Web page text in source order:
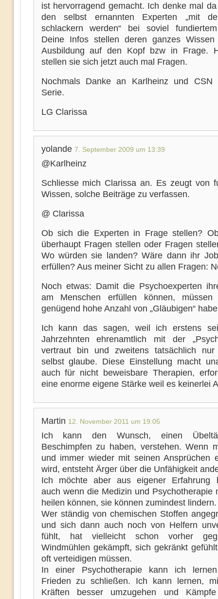
ist hervorragend gemacht. Ich denke mal
den selbst ernannten Experten „mit
schlackern werden“ bei soviel
Deine Infos stellen deren ganzes
Ausbildung auf den Kopf bzw in Frage.
stellen sie sich jetzt auch mal Fragen.
Nochmals Danke an Karlheinz und CSN
Serie.
LG Clarissa
yolande 7. September 2009 um 13:39
@Karlheinz
Schliesse mich Clarissa an. Es zeugt von
Wissen, solche Beiträge zu verfassen.
@ Clarissa
Ob sich die Experten in Frage stellen?
überhaupt Fragen stellen oder Fragen
Wo würden sie landen? Wäre dann ihr
erfüllen? Aus meiner Sicht zu allen Fragen:
Noch etwas: Damit die Psychoexperten
am Menschen erfüllen können,
genügend hohe Anzahl von „Gläubigen“
Ich kann das sagen, weil ich erstens
Jahrzehnten ehrenamtlich mit der
vertraut bin und zweitens tatsächlich
selbst glaube. Diese Einstellung macht
auch für nicht beweisbare Therapien,
eine enorme eigene Stärke weil es keinerlei
Martin 12. November 2011 um 19:05
Ich kann den Wunsch, einen
Beschimpfen zu haben, verstehen. Wenn
und immer wieder mit seinen Ansprüchen
wird, entsteht Ärger über die Unfähigkeit
Ich möchte aber aus eigener Erfahrung
auch wenn die Medizin und Psychotherapie
heilen können, sie können zumindest lindern.
Wer ständig von chemischen Stoffen
und sich dann auch noch von Helfern
fühlt, hat vielleicht schon vorher
Windmühlen gekämpft, sich gekränkt
oft verteidigen müssen.
In einer Psychotherapie kann ich
Frieden zu schließen. Ich kann lernen,
Kräften besser umzugehen und